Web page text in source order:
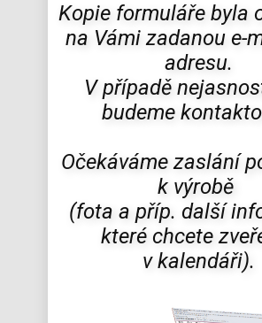
Kopie formuláře byla
na Vámi zadanou e-
adresu.
V případě
budeme
Očekáváme zaslání
k výrobě
(fota a příp. další
které chcete
v kalendáři).